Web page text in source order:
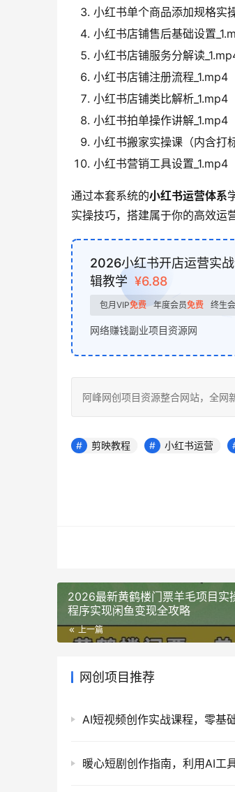
小红书单个商品添加规格实
小红书店铺售后基础设置
小红书店铺服务分解读
小红书店铺注册流程_1.mp4
小红书店铺类比解析_1.mp4
小红书拍单操作讲解_1.mp4
小红书搬家实操课（内含打
小红书营销工具设置_1.mp4
通过本套系统的小红书运营体系
实操技巧，搭建属于你的高效运
2026小红书开店运营实
辑教学 ¥6.88
包月VIP免费 年度会员免费 终生
网络赚钱副业项目资源网
阿峰网创项目资源整合网站，全
剪映教程 小红书运营
2026最新黄鹤楼门票羊毛项目实
程序实现闲鱼变现全攻略
上一篇
网创项目推荐